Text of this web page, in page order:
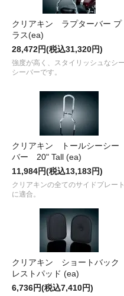
クリアキン ラプターバー プ
ラス(ea)
28,472円(税込31,320円)
強度が高く、スタイリッシュなシー
シーバーです。
クリアキン トールシーシー
バー 20" Tall (ea)
11,984円(税込13,183円)
クリアキンの全てのサイドプレート
に適合。
クリアキン ショートバック
レストパッド (ea)
6,736円(税込7,410円)